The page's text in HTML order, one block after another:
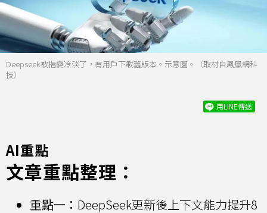
Deepseek被指變冷淡了，有用戶下載舊版本。示意圖。（取材自鳳凰網科
技）
用LINE傳送
AI重點
文章重點整理：
重點一： DeepSeek更新後上下文能力提升8